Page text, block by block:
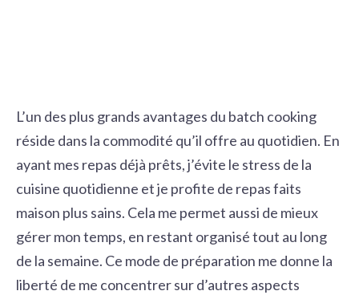
L’un des plus grands avantages du batch cooking
réside dans la commodité qu’il offre au quotidien. En
ayant mes repas déjà prêts, j’évite le stress de la
cuisine quotidienne et je profite de repas faits
maison plus sains. Cela me permet aussi de mieux
gérer mon temps, en restant organisé tout au long
de la semaine. Ce mode de préparation me donne la
liberté de me concentrer sur d’autres aspects